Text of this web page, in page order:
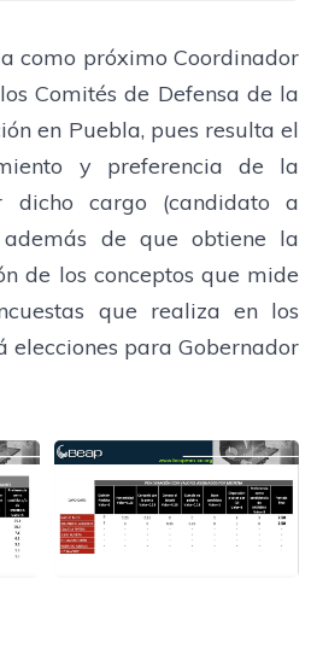
como próximo Coordinador
Comités de Defensa de la
en Puebla, pues resulta el
y preferencia de la
dicho cargo (candidato a
además de que obtiene la
de los conceptos que mide
que realiza en los
elecciones para Gobernador